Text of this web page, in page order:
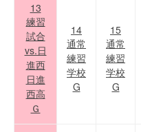
13
練習
試合
vs.日
進西
日進
西高
Ｇ
14
通常
練習
学校
G
15
通常
練習
学校
G